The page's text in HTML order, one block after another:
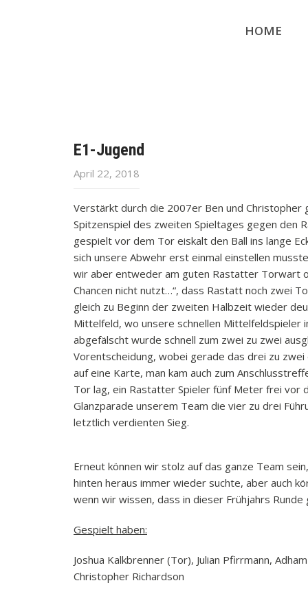
HOME
E1-Jugend
April 22, 2018
Verstärkt durch die 2007er Ben und Christopher
Spitzenspiel des zweiten Spieltages gegen den
gespielt vor dem Tor eiskalt den Ball ins lange
sich unsere Abwehr erst einmal einstellen
wir aber entweder am guten Rastatter Torwart
Chancen nicht nutzt…“, dass Rastatt noch zwei
gleich zu Beginn der zweiten Halbzeit wieder
Mittelfeld, wo unsere schnellen Mittelfeldspieler
abgefälscht wurde schnell zum zwei zu zwei
Vorentscheidung, wobei gerade das drei zu
auf eine Karte, man kam auch zum
Tor lag, ein Rastatter Spieler fünf Meter frei vor
Glanzparade unserem Team die vier zu drei
letztlich verdienten Sieg.
Erneut können wir stolz auf das ganze Team
hinten heraus immer wieder suchte, aber auch
wenn wir wissen, dass in dieser Frühjahrs
Gespielt haben:
Joshua Kalkbrenner (Tor), Julian Pfirrmann,
Christopher Richardson